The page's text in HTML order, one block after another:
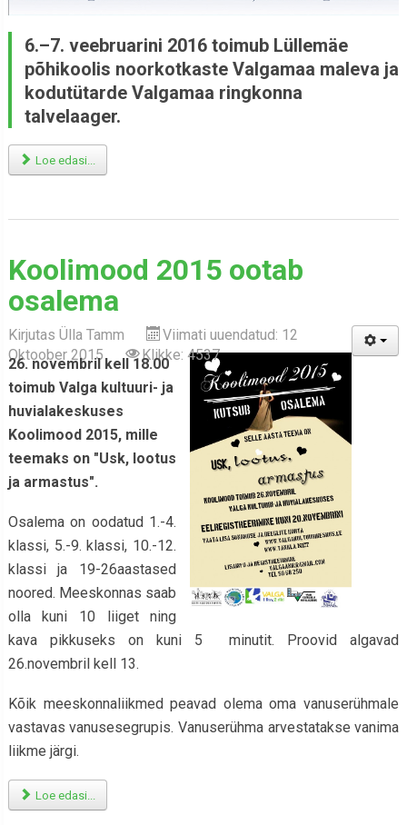
6.–7. veebruarini 2016 toimub Lüllemäe
põhikoolis noorkotkaste Valgamaa maleva ja
kodutütarde Valgamaa ringkonna
talvelaager.
Loe edasi...
Koolimood 2015 ootab
osalema
Kirjutas Ülla Tamm
Viimati uuendatud: 12
Oktoober 2015
Klikke: 4537
26. novembril kell 18.00
toimub Valga kultuuri- ja
huvialakeskuses
Koolimood 2015, mille
teemaks on "Usk, lootus
ja armastus".
Osalema on oodatud 1.-4.
klassi, 5.-9. klassi, 10.-12.
klassi ja 19-26aastased
noored. Meeskonnas saab
olla kuni 10 liiget ning
kava pikkuseks on kuni 5 minutit. Proovid algavad
26.novembril kell 13.
Kõik meeskonnaliikmed peavad olema oma vanuserühmale
vastavas vanusesegrupis. Vanuserühma arvestatakse vanima
liikme järgi.
Loe edasi...